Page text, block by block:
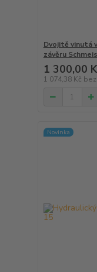
Dvojitě vinutá
závěru
1 300,00
1 074,38 Kč
Novinka